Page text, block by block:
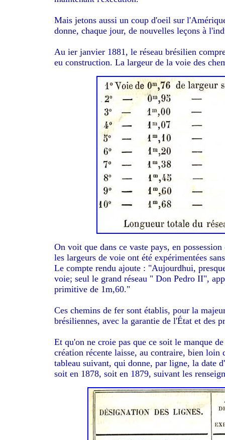
Mais jetons aussi un coup d'oeil sur
donne, chaque jour, de nouvelles leçons à
Au ier janvier 1881, le réseau brésilien
eu construction. La largeur de la voie des
On voit que dans ce vaste pays, en
les largeurs de voie ont été expérimentées
Le compte rendu ajoute : "Aujourdhui,
voie; seul le grand réseau " Don Pedro II",
primitive de 1m,60."
Ces chemins de fer sont établis, pour la
brésiliennes, avec la garantie de l'État et des
Et qu'on ne croie pas que ce soit le manque
création récente laisse, au contraire, bien
tableau suivant, qui donne, par ligne, la date
soit en 1878, soit en 1879, suivant les